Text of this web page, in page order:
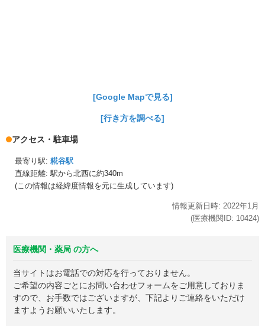
[Google Mapで見る]
[行き方を調べる]
アクセス・駐車場
最寄り駅: 糀谷駅
直線距離: 駅から北西に約340m
(この情報は経緯度情報を元に生成しています)
情報更新日時: 2022年1月
(医療機関ID: 10424)
医療機関・薬局 の方へ
当サイトはお電話での対応を行っておりません。
ご希望の内容ごとにお問い合わせフォームをご用意しておりま
すので、お手数ではございますが、下記よりご連絡をいただけ
ますようお願いいたします。